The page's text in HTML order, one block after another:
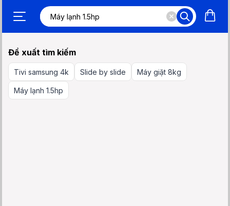
Đề xuất tìm kiếm
Tivi samsung 4k Slide by slide Máy giặt 8kg
Máy lạnh 1.5hp